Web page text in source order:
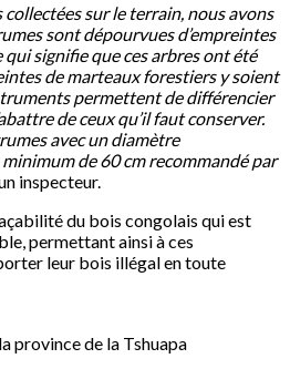
sur le terrain, nous avons
sont dépourvues d’empreintes
signifie que ces arbres ont été
de marteaux forestiers y soient
permettent de différencier
de ceux qu’il faut conserver.
avec un diamètre
de 60 cm recommandé par
inspecteur.
du bois congolais qui est
permettant ainsi à ces
leur bois illégal en toute
province de la Tshuapa